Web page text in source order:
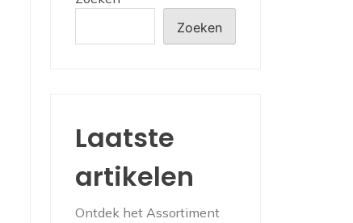
Zoeken
Laatste
artikelen
Ontdek het Assortiment